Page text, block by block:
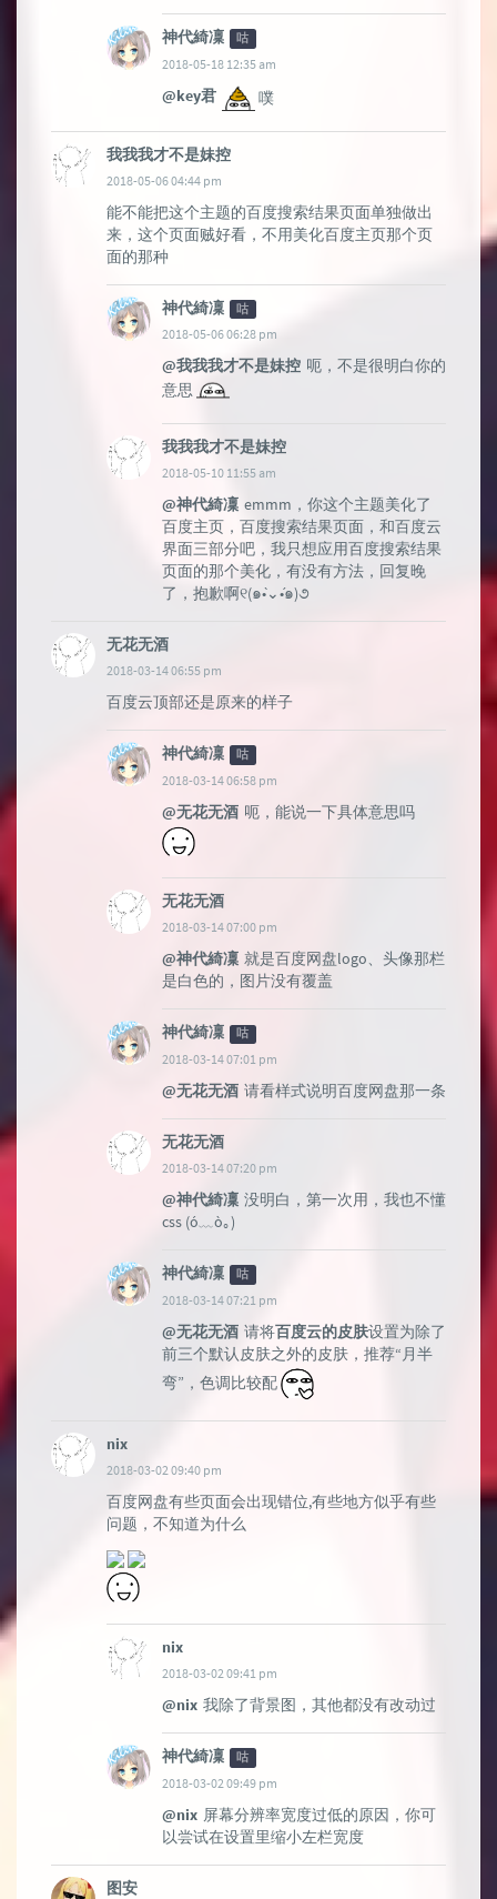
神代綺凜 咕
2018-05-18 12:35 am
@key君 噗
我我我才不是妹控
2018-05-06 04:44 pm
能不能把这个主题的百度搜索结果页面单独做出
来，这个页面贼好看，不用美化百度主页那个页
面的那种
神代綺凜 咕
2018-05-06 06:28 pm
@我我我才不是妹控 呃，不是很明白你的
意思
我我我才不是妹控
2018-05-10 11:55 am
@神代綺凜 emmm，你这个主题美化了
百度主页，百度搜索结果页面，和百度云
界面三部分吧，我只想应用百度搜索结果
页面的那个美化，有没有方法，回复晚
了，抱歉啊୧(๑•̀⌄•́๑)૭
无花无酒
2018-03-14 06:55 pm
百度云顶部还是原来的样子
神代綺凜 咕
2018-03-14 06:58 pm
@无花无酒 呃，能说一下具体意思吗
无花无酒
2018-03-14 07:00 pm
@神代綺凜 就是百度网盘logo、头像那栏
是白色的，图片没有覆盖
神代綺凜 咕
2018-03-14 07:01 pm
@无花无酒 请看样式说明百度网盘那一条
无花无酒
2018-03-14 07:20 pm
@神代綺凜 没明白，第一次用，我也不懂
css (ó﹏ò｡)
神代綺凜 咕
2018-03-14 07:21 pm
@无花无酒 请将百度云的皮肤设置为除了
前三个默认皮肤之外的皮肤，推荐“月半
弯”，色调比较配
nix
2018-03-02 09:40 pm
百度网盘有些页面会出现错位,有些地方似乎有些
问题，不知道为什么
nix
2018-03-02 09:41 pm
@nix 我除了背景图，其他都没有改动过
神代綺凜 咕
2018-03-02 09:49 pm
@nix 屏幕分辨率宽度过低的原因，你可
以尝试在设置里缩小左栏宽度
图安